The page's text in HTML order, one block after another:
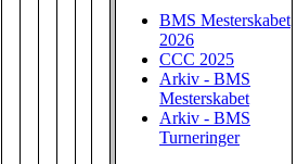
BMS Mesterskabet
2026
CCC 2025
Arkiv - BMS
Mesterskabet
Arkiv - BMS
Turneringer